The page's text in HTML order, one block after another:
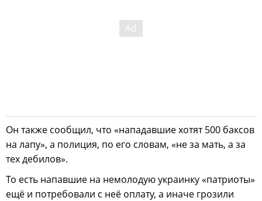
Он также сообщил, что «нападавшие хотят 500 баксов
на лапу», а полиция, по его словам, «не за мать, а за
тех дебилов».
То есть напавшие на немолодую украинку «патриоты»
ещё и потребовали с неё оплату, а иначе грозили